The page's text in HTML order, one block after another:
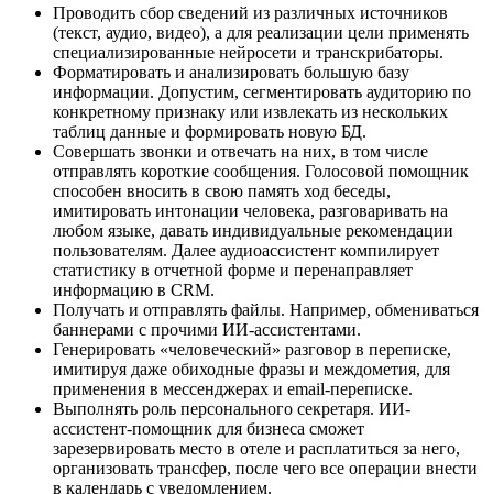
Проводить сбор сведений из различных источников
(текст, аудио, видео), а для реализации цели применять
специализированные нейросети и транскрибаторы.
Форматировать и анализировать большую базу
информации. Допустим, сегментировать аудиторию по
конкретному признаку или извлекать из нескольких
таблиц данные и формировать новую БД.
Совершать звонки и отвечать на них, в том числе
отправлять короткие сообщения. Голосовой помощник
способен вносить в свою память ход беседы,
имитировать интонации человека, разговаривать на
любом языке, давать индивидуальные рекомендации
пользователям. Далее аудиоассистент компилирует
статистику в отчетной форме и перенаправляет
информацию в CRM.
Получать и отправлять файлы. Например, обмениваться
баннерами с прочими ИИ-ассистентами.
Генерировать «человеческий» разговор в переписке,
имитируя даже обиходные фразы и междометия, для
применения в мессенджерах и email-переписке.
Выполнять роль персонального секретаря. ИИ-
ассистент-помощник для бизнеса сможет
зарезервировать место в отеле и расплатиться за него,
организовать трансфер, после чего все операции внести
в календарь с уведомлением.